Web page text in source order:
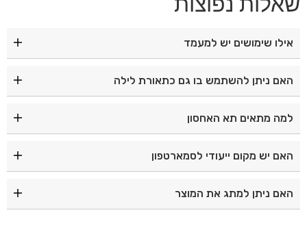
אילו שימושים יש למעמד
ועששית ניידת.
האם ניתן להשתמש בו גם כתאורת לילה
לתלייה.
למה מתאים תא האחסון
קטנים.
האם יש מקום ייעודי לסמארטפון
האם ניתן למתג את המוצר